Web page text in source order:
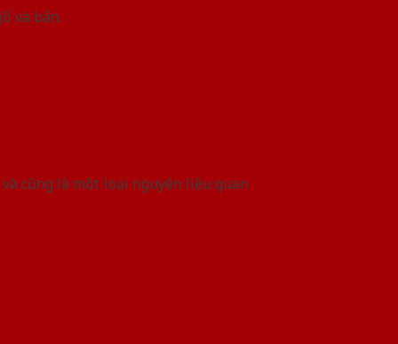
và bẩn.
cũng là một loại nguyên liệu quan